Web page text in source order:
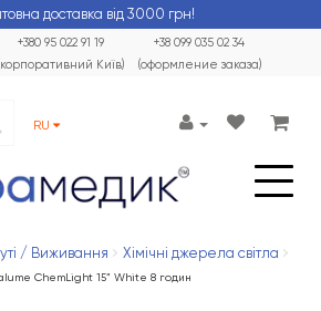
доставка від 3000 грн!
+38 099 035 02 34
(оформление заказа)
+380 95 022 91 19
Київ)
RU
/ Виживання Хімічні джерела світла
ChemLight 15” White 8 годин